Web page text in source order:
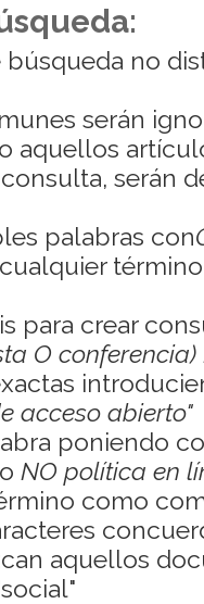
búsqueda no
serán
aquellos
serán
palabras con
para crear
O conferencia)
acceso abierto"
poniendo
o NO política en
como
aquellos